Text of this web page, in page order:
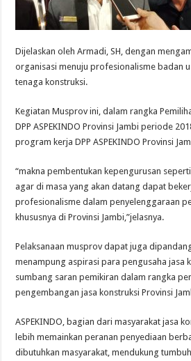
Dijelaskan oleh Armadi, SH, dengan
organisasi menuju profesionalisme badan
tenaga konstruksi.
Kegiatan Musprov ini, dalam rangka
DPP ASPEKINDO Provinsi Jambi periode
program kerja DPP ASPEKINDO Provinsi
“makna pembentukan kepengurusan
agar di masa yang akan datang dapat
profesionalisme dalam penyelenggaraan
khususnya di Provinsi Jambi,”jelasnya.
Pelaksanaan musprov dapat juga
menampung aspirasi para pengusaha jasa
sumbang saran pemikiran dalam rangka
pengembangan jasa konstruksi Provinsi
ASPEKINDO, bagian dari masyarakat jasa
lebih memainkan peranan penyediaan
dibutuhkan masyarakat, mendukung